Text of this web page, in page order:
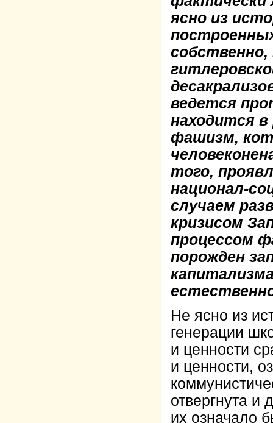
ясно из
собственно,
ведется
находится
фашизм,
того,
национал-
случаем
кризисом
процессом
порожден
Не ясно из
генерации
и ценности
и ценности,
отвергнута и
их означало